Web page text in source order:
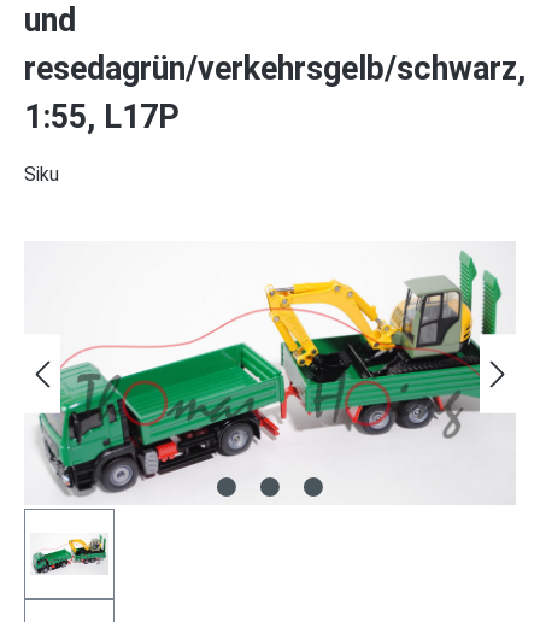
und
resedagrün/verkehrsgelb/schwarz,
1:55, L17P
Siku